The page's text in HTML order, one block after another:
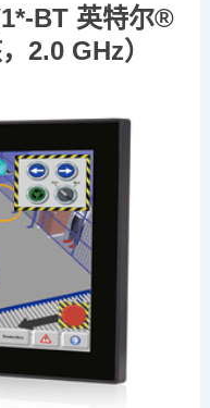
BT 英特尔®
2.0 GHz）